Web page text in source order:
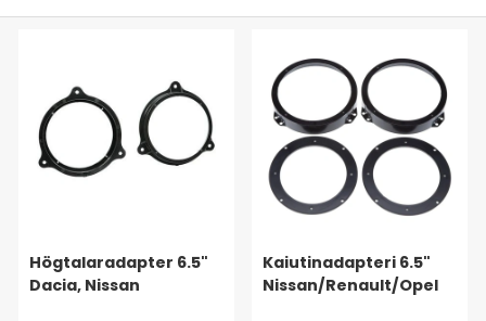
Högtalaradapter 6.5"
Dacia, Nissan
Kaiutinadapteri 6.5"
Nissan/Renault/Opel